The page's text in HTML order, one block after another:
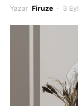
Yazar Firuze 3